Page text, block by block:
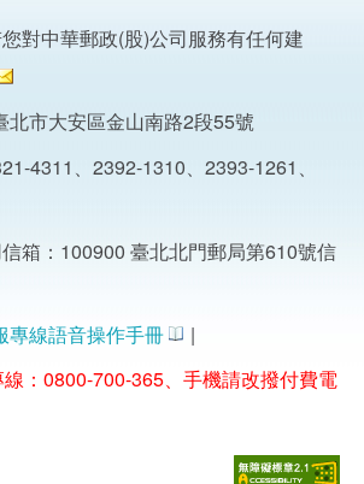
對中華郵政(股)公司服務有任何建
北市大安區金山南路2段55號
4311、2392-1310、2393-1261、
箱：100900 臺北北門郵局第610號信
專線語音操作手冊
|
：0800-700-365、手機請改撥付費電